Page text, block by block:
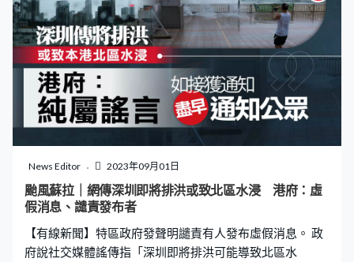
陸續停工、停業、停市、停運，同時對民眾開放全部避險
場所；對外交通亦陸續暫停，周五中午起航班全部取消，
復飛時間視乎風暴動態和影響情況而定，海上航線亦全部
停航。 珠海周五下午亦宣布全市「五停」，晚上10時起實
施交通管制，除應急救援車外，所有車輛禁止上路；港珠
澳大橋主橋就由下午3時半起臨時封橋，珠海公路口岸珠港
之間暫停通關服務。 廣鐵集團就緊急通報，為確保鐵路運
輸安全，周五晚上8時至翌日下午6時，進出廣東省列車全
部停運。 氣象部門表示，蘇拉中心附近最大風力達16級，
預料福建南部、廣東東部和中南部會有大雨至暴雨；其中
廣東南部部分地區，會有250至300毫米的特大暴雨。
News Editor 2023年09月01日
颱風蘇拉｜網傳深圳即將排洪或致北區水浸 港府：虛
假消息、譴責發布者
【有線新聞】特區政府發聲明譴責有人發布虛假消息。 政
府說社交媒體謠傳指「深圳即將排洪可能導致北區水